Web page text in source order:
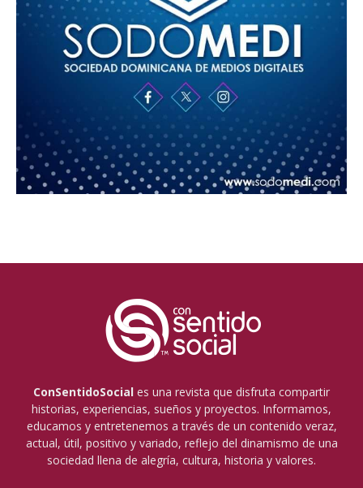
ConSentidoSocial es una revista que disfruta compartir
historias, experiencias, sueños y proyectos. Informamos,
educamos y entretenemos a través de un contenido veraz,
actual, útil, positivo y variado, reflejo del dinamismo de una
sociedad llena de alegría, cultura, historia y valores.